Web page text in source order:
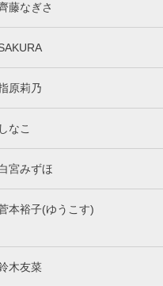
藤なぎさ
原莉乃
しなこ
宮みずほ
本裕子(ゆうこす)
木友菜